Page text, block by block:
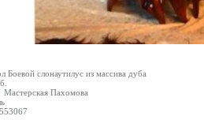
Боевой слонаутилус из массива дуба
Мастерская Пахомова